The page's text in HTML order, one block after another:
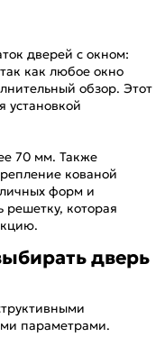
дверей с окном:
как любое окно
обзор. Этот
установкой
70 мм. Также
кованой
форм и
которая
дверь
параметрами.